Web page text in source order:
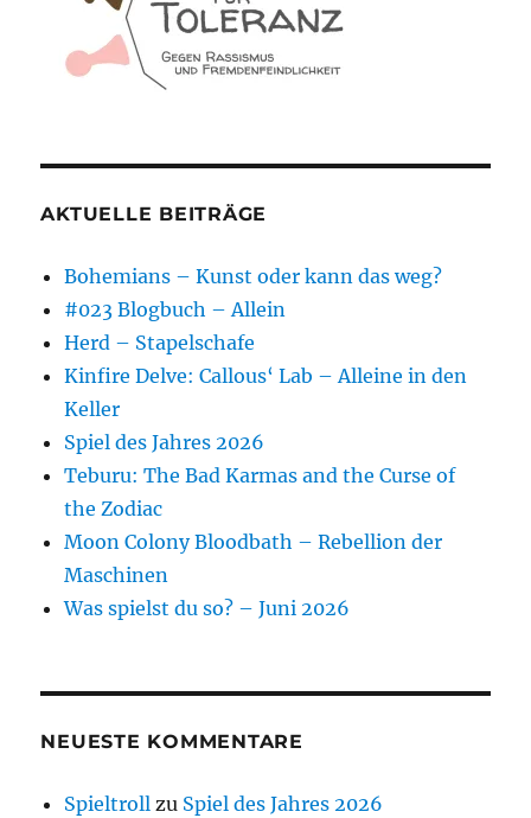
AKTUELLE BEITRÄGE
Bohemians – Kunst oder kann das weg?
#023 Blogbuch – Allein
Herd – Stapelschafe
Kinfire Delve: Callous‘ Lab – Alleine in den
Keller
Spiel des Jahres 2026
Teburu: The Bad Karmas and the Curse of
the Zodiac
Moon Colony Bloodbath – Rebellion der
Maschinen
Was spielst du so? – Juni 2026
NEUESTE KOMMENTARE
Spieltroll zu Spiel des Jahres 2026